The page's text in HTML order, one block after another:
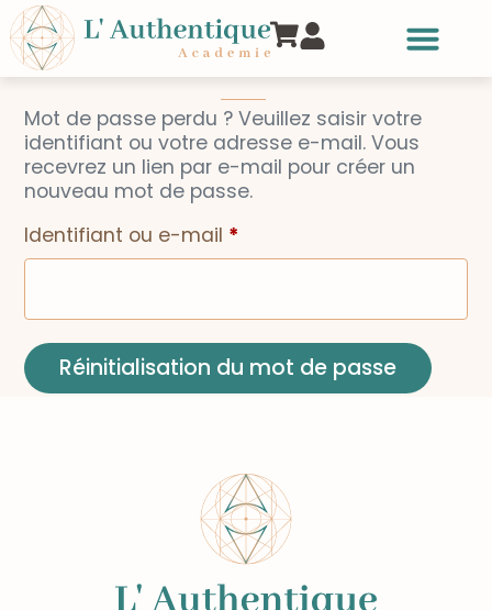
Mot de passe perdu ? Veuillez saisir votre
identifiant ou votre adresse e-mail. Vous
recevrez un lien par e-mail pour créer un
nouveau mot de passe.
Identifiant ou e-mail *
Réinitialisation du mot de passe